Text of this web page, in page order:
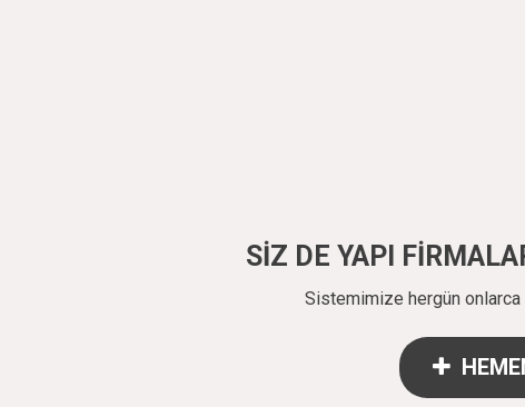
SİZ DE YAPI
Sistemimize hergün onlarca